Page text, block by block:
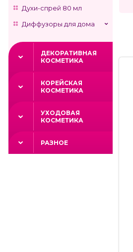
Духи-спрей 80 мл
Диффузоры для дома
ДЕКОРАТИВНАЯ
КОСМЕТИКА
КОРЕЙСКАЯ
КОСМЕТИКА
УХОДОВАЯ
КОСМЕТИКА
РАЗНОЕ